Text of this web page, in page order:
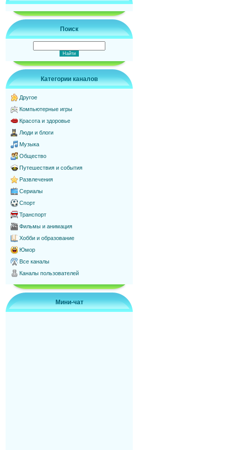
Поиск
Категории каналов
Другое
Компьютерные игры
Красота и здоровье
Люди и блоги
Музыка
Общество
Путешествия и события
Развлечения
Сериалы
Спорт
Транспорт
Фильмы и анимация
Хобби и образование
Юмор
Все каналы
Каналы пользователей
Мини-чат